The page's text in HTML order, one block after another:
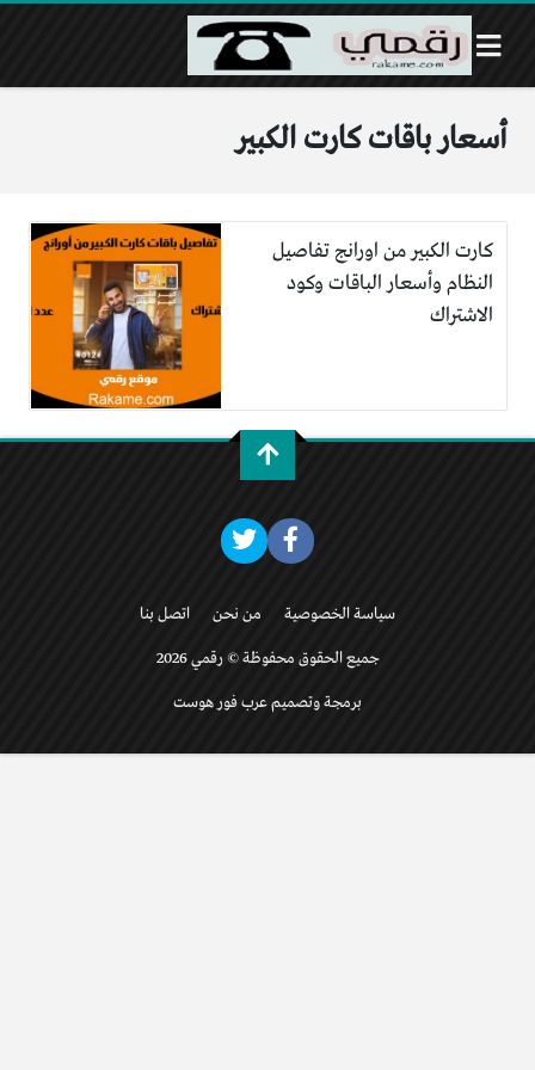
أسعار باقات كارت الكبير
كارت الكبير من اورانج تفاصيل
النظام وأسعار الباقات وكود
الاشتراك
سياسة الخصوصية من نحن اتصل بنا
جميع الحقوق محفوظة © رقمي 2026
برمجة وتصميم عرب فور هوست